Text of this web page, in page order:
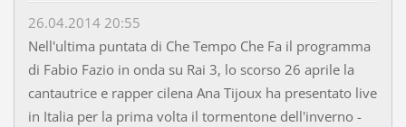
26.04.2014 20:55
Nell'ultima puntata di Che Tempo Che Fa il programma
di Fabio Fazio in onda su Rai 3, lo scorso 26 aprile la
cantautrice e rapper cilena Ana Tijoux ha presentato live
in Italia per la prima volta il tormentone dell'inverno -